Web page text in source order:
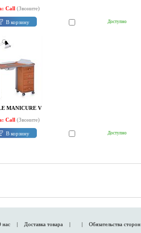
Call(Звоните)
В корзину Доступно
MANICURE V
Call(Звоните)
В корзину Доступно
нас | Доставка товара | | Обязательства сторон